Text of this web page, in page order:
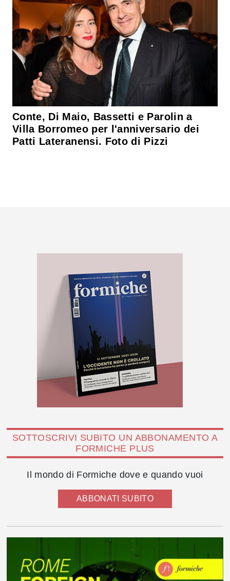
Conte, Di Maio, Bassetti e Parolin a
Villa Borromeo per l'anniversario dei
Patti Lateranensi. Foto di Pizzi
SOTTOSCRIVI SUBITO UN ABBONAMENTO A
FORMICHE PLUS
Il mondo di Formiche dove e quando vuoi
ABBONATI SUBITO